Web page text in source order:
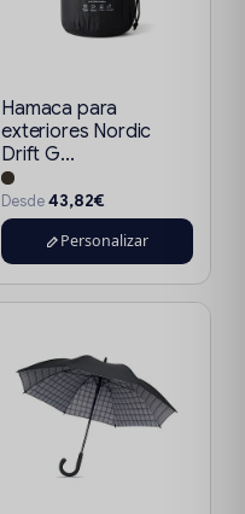
Hamaca para
exteriores Nordic
Drift G...
Desde43,82€
Personalizar